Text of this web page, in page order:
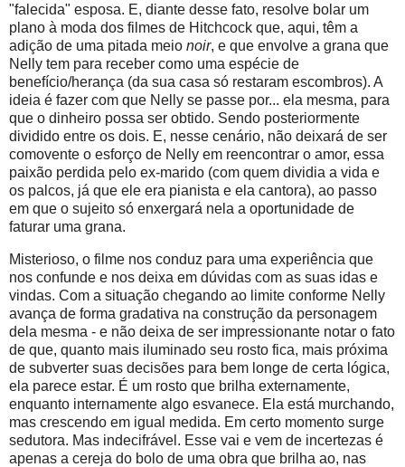
"falecida" esposa. E, diante desse fato, resolve bolar um
plano à moda dos filmes de Hitchcock que, aqui, têm a
adição de uma pitada meio noir, e que envolve a grana que
Nelly tem para receber como uma espécie de
benefício/herança (da sua casa só restaram escombros). A
ideia é fazer com que Nelly se passe por... ela mesma, para
que o dinheiro possa ser obtido. Sendo posteriormente
dividido entre os dois. E, nesse cenário, não deixará de ser
comovente o esforço de Nelly em reencontrar o amor, essa
paixão perdida pelo ex-marido (com quem dividia a vida e
os palcos, já que ele era pianista e ela cantora), ao passo
em que o sujeito só enxergará nela a oportunidade de
faturar uma grana.
Misterioso, o filme nos conduz para uma experiência que
nos confunde e nos deixa em dúvidas com as suas idas e
vindas. Com a situação chegando ao limite conforme Nelly
avança de forma gradativa na construção da personagem
dela mesma - e não deixa de ser impressionante notar o fato
de que, quanto mais iluminado seu rosto fica, mais próxima
de subverter suas decisões para bem longe de certa lógica,
ela parece estar. É um rosto que brilha externamente,
enquanto internamente algo esvanece. Ela está murchando,
mas crescendo em igual medida. Em certo momento surge
sedutora. Mas indecifrável. Esse vai e vem de incertezas é
apenas a cereja do bolo de uma obra que brilha ao, nas